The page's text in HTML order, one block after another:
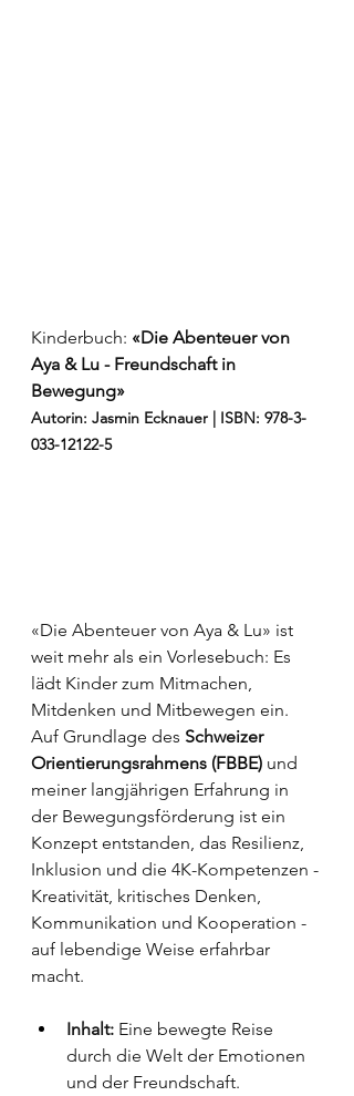
Kinderbuch: «Die Abenteuer von
Aya & Lu - Freundschaft in
Bewegung»
Autorin: Jasmin Ecknauer | ISBN: 978-3-
033-12122-5
«Die Abenteuer von Aya & Lu» ist
weit mehr als ein Vorlesebuch: Es
lädt Kinder zum Mitmachen,
Mitdenken und Mitbewegen ein.
Auf Grundlage des Schweizer
Orientierungsrahmens (FBBE) und
meiner langjährigen Erfahrung in
der Bewegungsförderung ist ein
Konzept entstanden, das Resilienz,
Inklusion und die 4K-Kompetenzen -
Kreativität, kritisches Denken,
Kommunikation und Kooperation -
auf lebendige Weise erfahrbar
macht.
Inhalt: Eine bewegte Reise
durch die Welt der Emotionen
und der Freundschaft.